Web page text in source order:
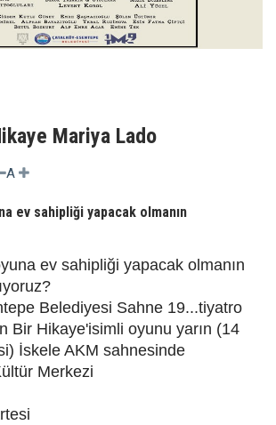
Mariya Lado
A
ev sahipliği yapacak olmanın
ev sahipliği yapacak olmanın
Belediyesi Sahne 19...tiyatro
Bir Hikaye'isimli oyunu yarın (14
İskele AKM sahnesinde
Merkezi